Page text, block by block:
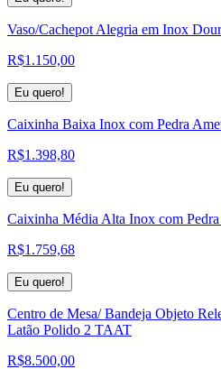
Vaso/Cachepot Alegria em Inox
R$1.150,00
Eu quero!
Caixinha Baixa Inox com Pedra
R$1.398,80
Eu quero!
Caixinha Média Alta Inox com
R$1.759,68
Eu quero!
Centro de Mesa/ Bandeja Objeto
Latão Polido 2 TAAT
R$8.500,00